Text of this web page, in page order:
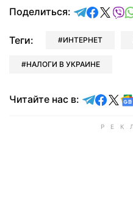
Поделиться:
Теги: ИНТЕРНЕТ
НАЛОГИ В УКРАИНЕ
Читайте нас в: